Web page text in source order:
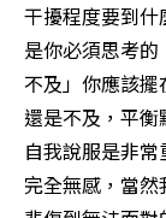
干擾程度要到
是你必須思考
不及」你應該擺
還是不及，平
自我說服是非
完全無感，當